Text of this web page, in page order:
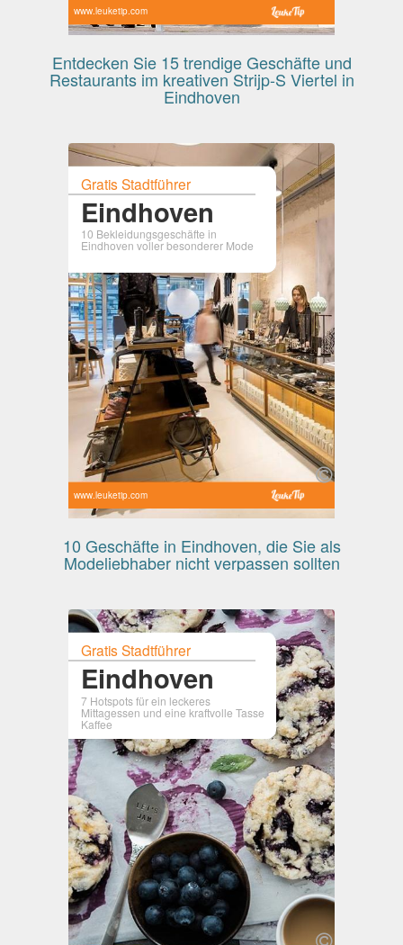
www.leuketip.com
Entdecken Sie 15 trendige Geschäfte und
Restaurants im kreativen Strijp-S Viertel in
Eindhoven
Gratis Stadtführer
Eindhoven
10 Bekleidungsgeschäfte in
Eindhoven voller besonderer Mode
www.leuketip.com
10 Geschäfte in Eindhoven, die Sie als
Modeliebhaber nicht verpassen sollten
Gratis Stadtführer
Eindhoven
7 Hotspots für ein leckeres
Mittagessen und eine kraftvolle Tasse
Kaffee